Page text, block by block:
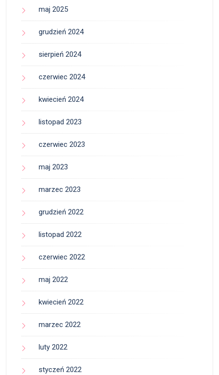
maj 2025
grudzień 2024
sierpień 2024
czerwiec 2024
kwiecień 2024
listopad 2023
czerwiec 2023
maj 2023
marzec 2023
grudzień 2022
listopad 2022
czerwiec 2022
maj 2022
kwiecień 2022
marzec 2022
luty 2022
styczeń 2022